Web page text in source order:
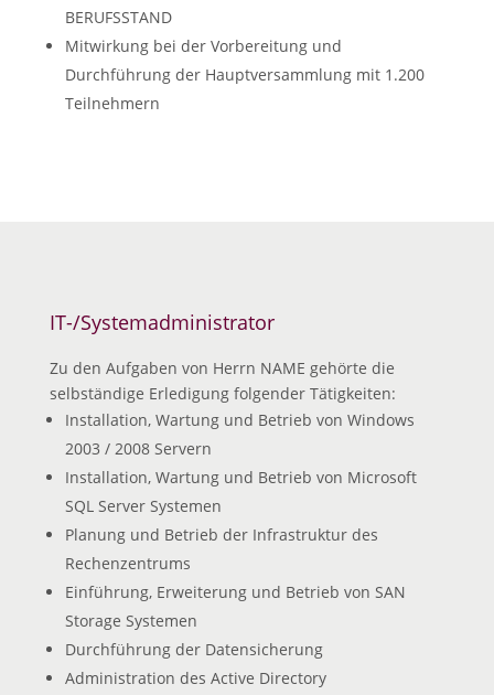
BERUFSSTAND
Mitwirkung bei der Vorbereitung und
Durchführung der Hauptversammlung mit 1.200
Teilnehmern
IT-/Systemadministrator
Zu den Aufgaben von Herrn NAME gehörte die
selbständige Erledigung folgender Tätigkeiten:
Installation, Wartung und Betrieb von Windows
2003 / 2008 Servern
Installation, Wartung und Betrieb von Microsoft
SQL Server Systemen
Planung und Betrieb der Infrastruktur des
Rechenzentrums
Einführung, Erweiterung und Betrieb von SAN
Storage Systemen
Durchführung der Datensicherung
Administration des Active Directory